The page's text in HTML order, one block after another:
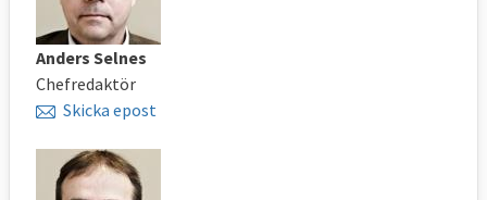
Anders Selnes
Chefredaktör
Skicka epost